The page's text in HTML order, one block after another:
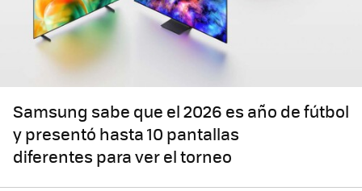
Samsung sabe que el 2026 es año de fútbol
y presentó hasta 10 pantallas
diferentes para ver el torneo